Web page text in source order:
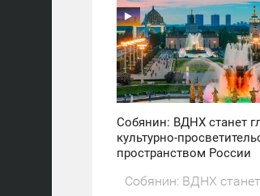
Собянин: ВДНХ станет
культурно-
пространством России
Собянин: ВДНХ станет